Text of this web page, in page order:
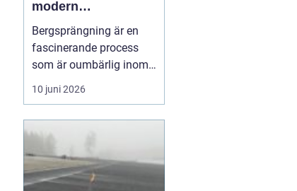
modern
konstruktion
Bergsprängning är en
fascinerande process
som är oumbärlig inom
bygg- och
anläggningsindustrin.
kombination av teknik
bergstruktur, gör
bergsprängning det
10 juni 2026